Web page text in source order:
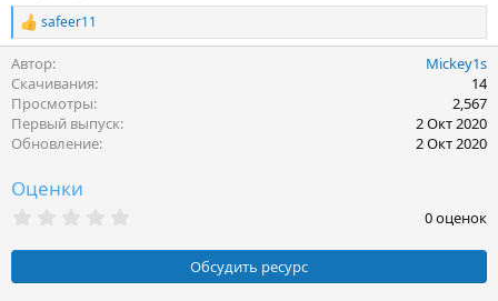
Р
е
а
к
ц
и
и
:
safeer11
Автор
Mickey1s
Скачивания
14
Просмотры
2,567
Первый выпуск
2 Окт 2020
Обновление
2 Окт 2020
Оценки
0
з
0 оценок
Обсудить ресурс